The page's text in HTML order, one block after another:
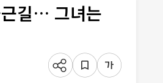
근길… 그녀는